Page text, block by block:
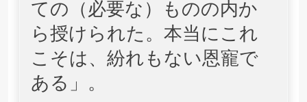
ての（必要な）ものの内か
ら授けられた。本当にこれ
こそは、紛れもない恩寵で
ある」。